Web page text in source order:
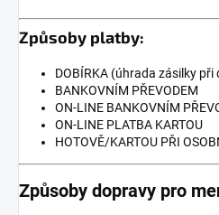
Způsoby platby:
DOBÍRKA (úhrada zásilky
BANKOVNÍM PŘEVODEM
ON-LINE BANKOVNÍM
ON-LINE PLATBA KARTOU
HOTOVĚ/KARTOU PŘI
Způsoby dopravy pro